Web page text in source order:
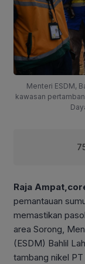
Menteri ESDM,
kawasan
Raja
pemantauan
memastikan
area Sorong,
(ESDM) Bahlil
tambang nikel PT